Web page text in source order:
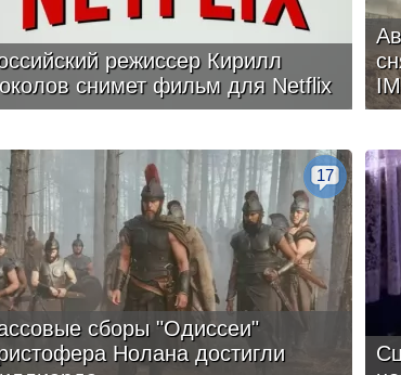
режиссер Кирилл
снимет фильм для Netflix
сборы "Одиссеи"
Нолана достигли
17